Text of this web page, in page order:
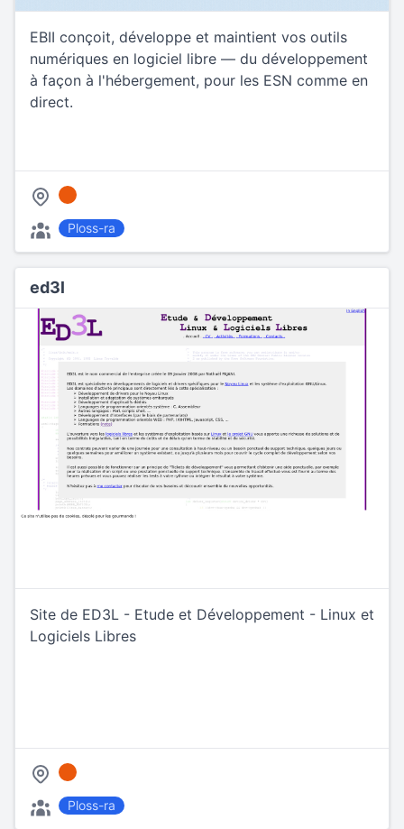
EBII conçoit, développe et maintient vos outils
numériques en logiciel libre — du développement
à façon à l'hébergement, pour les ESN comme en
direct.
Ploss-ra
ed3l
Site de ED3L - Etude et Développement - Linux et
Logiciels Libres
Ploss-ra